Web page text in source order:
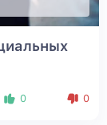
0 0